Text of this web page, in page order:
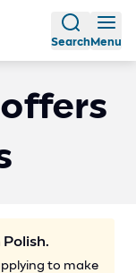
Search Menu
to make